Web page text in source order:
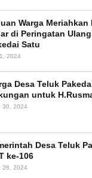
Warga Meriahkan
di Peringatan
Satu
2024
Desa Teluk
untuk
30, 2024
Desa Teluk
ke-106
28, 2024